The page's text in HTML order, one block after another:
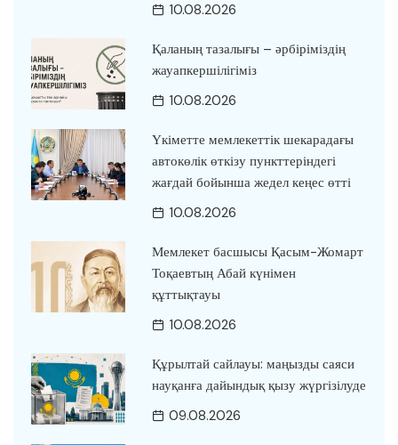
10.08.2026
Қаланың тазалығы – әрбіріміздің
жауапкершілігіміз
10.08.2026
Үкіметте мемлекеттік шекарадағы
автокөлік өткізу пункттеріндегі
жағдай бойынша жедел кеңес өтті
10.08.2026
Мемлекет басшысы Қасым-Жомарт
Тоқаевтың Абай күнімен
құттықтауы
10.08.2026
Құрылтай сайлауы: маңызды саяси
науқанға дайындық қызу жүргізілуде
09.08.2026